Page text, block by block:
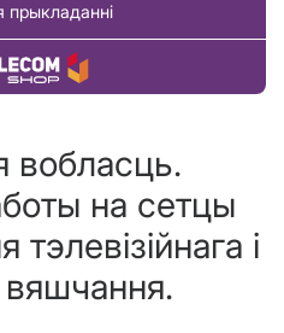
прыкладанні
тавар
вобласць.
на сетцы
і
вяшчання.